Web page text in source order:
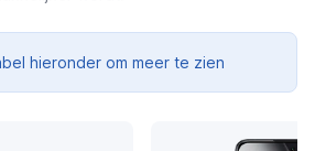
hieronder om meer te zien